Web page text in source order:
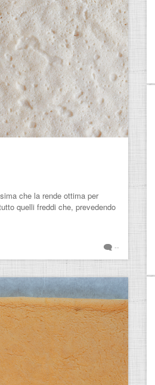
che la rende ottima per
quelli freddi che, prevedendo
--